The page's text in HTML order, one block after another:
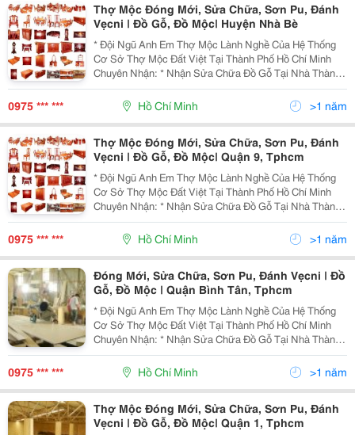
Thợ Mộc Đóng Mới, Sửa Chữa, Sơn Pu, Đánh
Vẹcni | Đồ Gỗ, Đồ Mộc| Huyện Nhà Bè
* Đội Ngũ Anh Em Thợ Mộc Lành Nghề Của Hệ Thống
Cơ Sở Thợ Mộc Đất Việt Tại Thành Phố Hồ Chí Minh
Chuyên Nhận: * Nhận Sửa Chữa Đồ Gỗ Tại Nhà Thành
Phố Hồ Chí Minh - Sửa Chữa Cửa Sổ, Cửa Thông
Phòng, Cửa Đi Bị Sập Xệ Khó Đóng Hư Hỏng Cong
Vênh. - Sử
0975 *** *** Hồ Chí Minh >1 năm
Thợ Mộc Đóng Mới, Sửa Chữa, Sơn Pu, Đánh
Vẹcni | Đồ Gỗ, Đồ Mộc| Quận 9, Tphcm
* Đội Ngũ Anh Em Thợ Mộc Lành Nghề Của Hệ Thống
Cơ Sở Thợ Mộc Đất Việt Tại Thành Phố Hồ Chí Minh
Chuyên Nhận: * Nhận Sửa Chữa Đồ Gỗ Tại Nhà Thành
Phố Hồ Chí Minh - Sửa Chữa Cửa Sổ, Cửa Thông
Phòng, Cửa Đi Bị Sập Xệ Khó Đóng Hư Hỏng Cong
Vênh. - Sử
0975 *** *** Hồ Chí Minh >1 năm
Đóng Mới, Sửa Chữa, Sơn Pu, Đánh Vẹcni | Đồ
Gỗ, Đồ Mộc | Quận Bình Tân, Tphcm
* Đội Ngũ Anh Em Thợ Mộc Lành Nghề Của Hệ Thống
Cơ Sở Thợ Mộc Đất Việt Tại Thành Phố Hồ Chí Minh
Chuyên Nhận: * Nhận Sửa Chữa Đồ Gỗ Tại Nhà Thành
Phố Hồ Chí Minh - Sửa Chữa Cửa Sổ, Cửa Thông
Phòng, Cửa Đi Bị Sập Xệ Khó Đóng Hư Hỏng Cong
Vênh. - Sử
0975 *** *** Hồ Chí Minh >1 năm
Thợ Mộc Đóng Mới, Sửa Chữa, Sơn Pu, Đánh
Vẹcni | Đồ Gỗ, Đồ Mộc| Quận 1, Tphcm